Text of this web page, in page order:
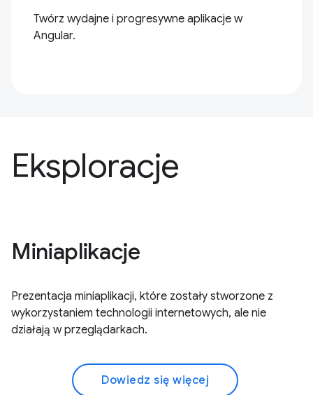
Twórz wydajne i progresywne aplikacje w
Angular.
Eksploracje
Miniaplikacje
Prezentacja miniaplikacji, które zostały stworzone z
wykorzystaniem technologii internetowych, ale nie
działają w przeglądarkach.
Dowiedz się więcej